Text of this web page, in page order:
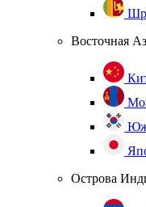
Восточная
Острова